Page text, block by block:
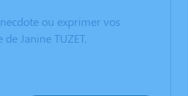
ou exprimer vos
Janine TUZET.